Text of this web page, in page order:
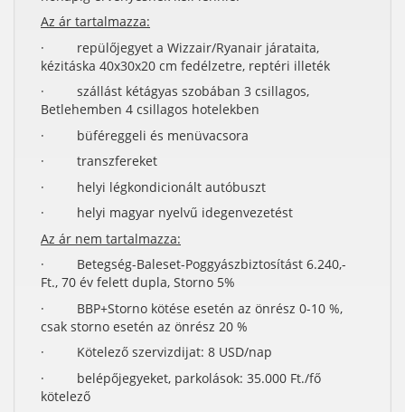
Az ár tartalmazza:
· repülőjegyet a Wizzair/Ryanair járataita,
kézitáska 40x30x20 cm fedélzetre, reptéri illeték
· szállást kétágyas szobában 3 csillagos,
Betlehemben 4 csillagos hotelekben
· büféreggeli és menüvacsora
· transzfereket
· helyi légkondicionált autóbuszt
· helyi magyar nyelvű idegenvezetést
Az ár nem tartalmazza:
· Betegség-Baleset-Poggyászbiztosítást 6.240,-
Ft., 70 év felett dupla, Storno 5%
· BBP+Storno kötése esetén az önrész 0-10 %,
csak storno esetén az önrész 20 %
· Kötelező szervizdijat: 8 USD/nap
· belépőjegyeket, parkolások: 35.000 Ft./fő
kötelező